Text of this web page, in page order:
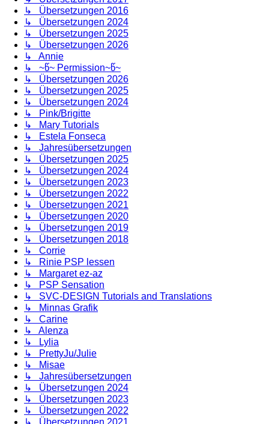
↳ Übersetzungen 2016
↳ Übersetzungen 2024
↳ Übersetzungen 2025
↳ Übersetzungen 2026
↳ Annie
↳ ~წ~ Permission~წ~
↳ Übersetzungen 2026
↳ Übersetzungen 2025
↳ Übersetzungen 2024
↳ Pink/Brigitte
↳ Mary Tutorials
↳ Estela Fonseca
↳ Jahresübersetzungen
↳ Übersetzungen 2025
↳ Übersetzungen 2024
↳ Übersetzungen 2023
↳ Übersetzungen 2022
↳ Übersetzungen 2021
↳ Übersetzungen 2020
↳ Übersetzungen 2019
↳ Übersetzungen 2018
↳ Corrie
↳ Rinie PSP lessen
↳ Margaret ez-az
↳ PSP Sensation
↳ SVC-DESIGN Tutorials and Translations
↳ Minnas Grafik
↳ Carine
↳ Alenza
↳ Lylia
↳ PrettyJu/Julie
↳ Misae
↳ Jahresübersetzungen
↳ Übersetzungen 2024
↳ Übersetzungen 2023
↳ Übersetzungen 2022
↳ Übersetzungen 2021